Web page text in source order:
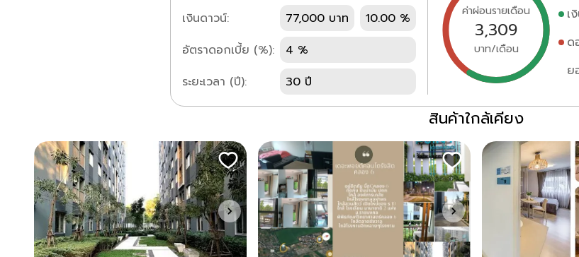
เงินดาวน์:
77,000 บาท
10.00 %
อัตราดอกเบี้ย (%):
4 %
ระยะเวลา (ปี):
30 ปี
ค่าผ่อนรายเดือน
3,309
บาท/เดือน
เ
ด
ย
สินค้าใกล้เคียง